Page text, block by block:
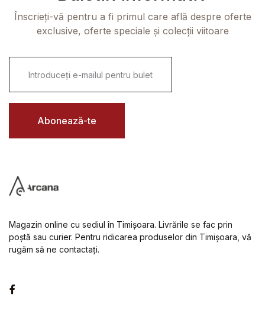
Înscrieți-vă pentru a fi primul care află despre oferte
exclusive, oferte speciale și colecții viitoare
i
l
Abonează-te
Magazin online cu sediul în Timișoara. Livrările se fac prin
poștă sau curier. Pentru ridicarea produselor din Timișoara, vă
rugăm să ne contactați.